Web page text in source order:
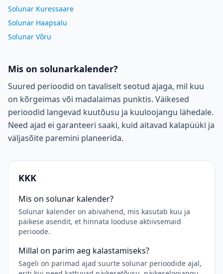
Solunar Kuressaare
Solunar Haapsalu
Solunar Võru
Mis on solunarkalender?
Suured perioodid on tavaliselt seotud ajaga, mil kuu
on kõrgeimas või madalaimas punktis. Väikesed
perioodid langevad kuutõusu ja kuuloojangu lähedale.
Need ajad ei garanteeri saaki, kuid aitavad kalapüüki ja
väljasõite paremini planeerida.
KKK
Mis on solunar kalender?
Solunar kalender on abivahend, mis kasutab kuu ja
päikese asendit, et hinnata looduse aktiivsemaid
perioode.
Millal on parim aeg kalastamiseks?
Sageli on parimad ajad suurte solunar perioodide ajal,